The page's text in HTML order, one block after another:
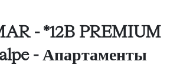
- *12B PREMIUM
- Апартаменты